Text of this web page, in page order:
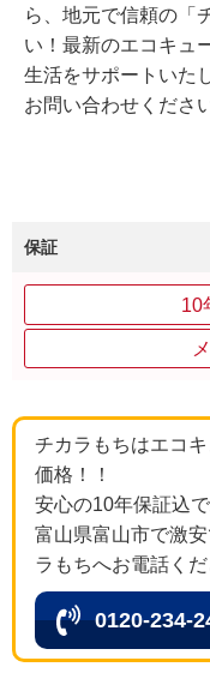
ら、地元で信頼の「
い！最新のエコキュ
生活をサポートいた
お問い合わせくださ
保証
10
チカラもちはエコ
価格！！
安心の10年保証込
富山県富山市で激
ラもちへお電話くだ
0120-234-